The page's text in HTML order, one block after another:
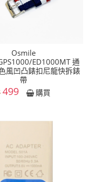
Osmile
ED1000MT 通
風凹凸錶扣尼龍快拆錶
帶
499 購買